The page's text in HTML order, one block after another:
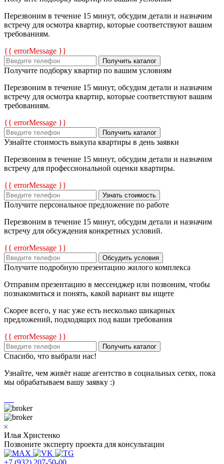
Перезвоним в течение 15 минут, обсудим детали и назначим
встречу для осмотра квартир, которые соответствуют вашим
требованиям.
{{ errorMessage }}
Получить каталог
Получите подборку квартир по вашим условиям
Перезвоним в течение 15 минут, обсудим детали и назначим
встречу для осмотра квартир, которые соответствуют вашим
требованиям.
{{ errorMessage }}
Получить каталог
Узнайте стоимость выкупа квартиры в день заявки
Перезвоним в течение 15 минут, обсудим детали и назначим
встречу для профессиональной оценки квартиры.
{{ errorMessage }}
Узнать стоимость
Получите персональное предложение по работе
Перезвоним в течение 15 минут, обсудим детали и назначим
встречу для обсуждения конкретных условий.
{{ errorMessage }}
Обсудить условия
Получите подробную презентацию жилого комплекса
Отправим презентацию в мессенджер или позвоним, чтобы
познакомиться и понять, какой вариант вы ищете
Скорее всего, у нас уже есть несколько шикарных
предложений, подходящих под ваши требования
{{ errorMessage }}
Получить каталог
Спасибо, что выбрали нас!
Узнайте, чем живёт наше агентство в социальных сетях, пока
мы обрабатываем вашу заявку :)
Илья Христенко
Позвоните эксперту проекта для консультации